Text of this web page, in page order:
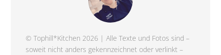
© Tophill*Kitchen 2026 | Alle Texte und Fotos sind –
soweit nicht anders gekennzeichnet oder verlinkt –